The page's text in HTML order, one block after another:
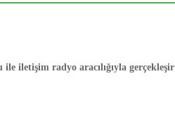
ile iletişim radyo aracılığıyla gerçekleşir